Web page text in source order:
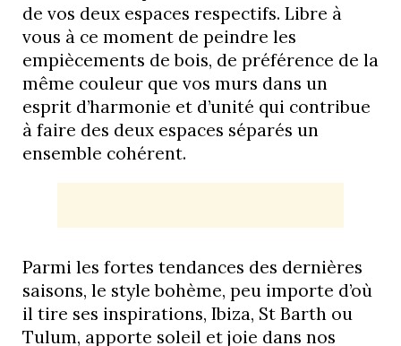
de vos deux espaces respectifs. Libre à
vous à ce moment de peindre les
empiècements de bois, de préférence de la
même couleur que vos murs dans un
esprit d’harmonie et d’unité qui contribue
à faire des deux espaces séparés un
ensemble cohérent.
Parmi les fortes tendances des dernières
saisons, le style bohème, peu importe d’où
il tire ses inspirations, Ibiza, St Barth ou
Tulum, apporte soleil et joie dans nos